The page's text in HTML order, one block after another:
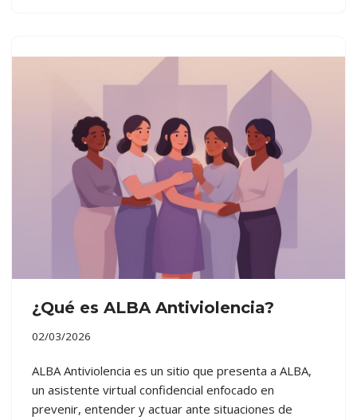
¿Qué es ALBA Antiviolencia?
02/03/2026
ALBA Antiviolencia es un sitio que presenta a ALBA,
un asistente virtual confidencial enfocado en
prevenir, entender y actuar ante situaciones de